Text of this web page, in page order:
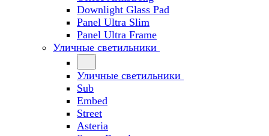
Downlight Glass Pad
Panel Ultra Slim
Panel Ultra Frame
Уличные светильники
Уличные светильники
Sub
Embed
Street
Asteria